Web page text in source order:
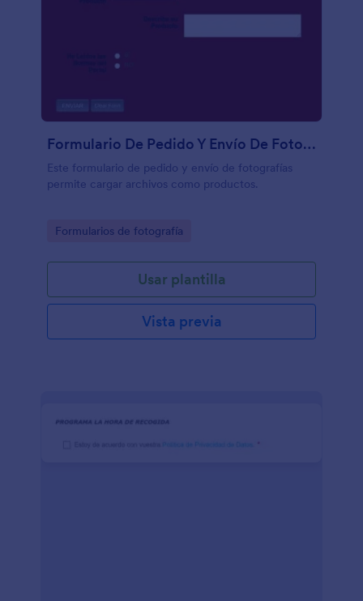
Formulario De Pedido Y Envío De Fotografías
Este formulario de pedido y envío de fotografías
permite cargar archivos como productos.
Go to Category:
Formularios de fotografía
Usar plantilla
Vista previa